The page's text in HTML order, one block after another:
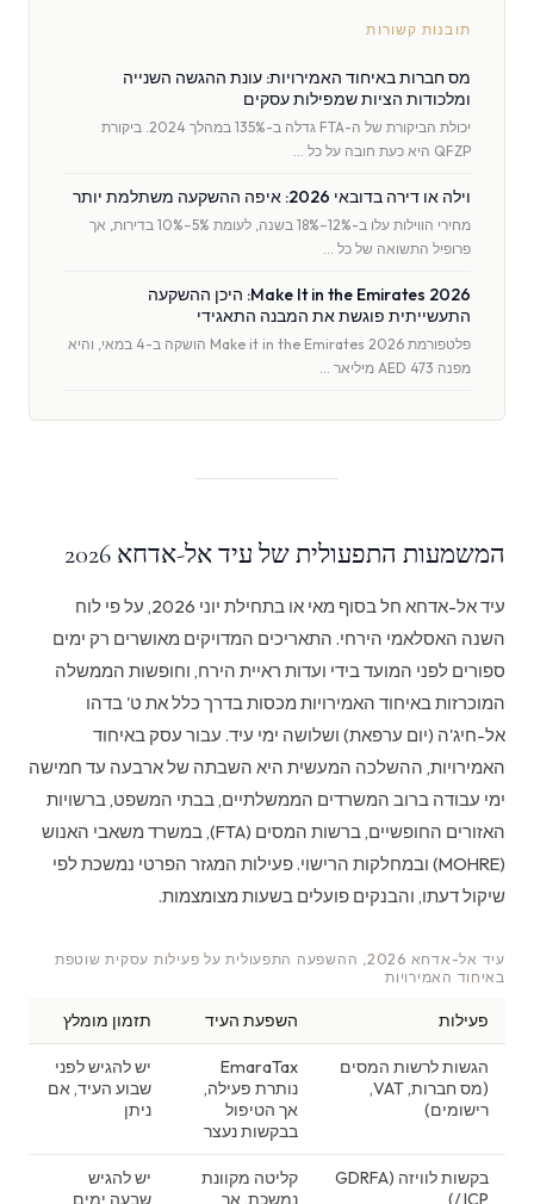
תובנות קשורות
מס חברות באיחוד האמירויות: עונת ההגשה השנייה
ומלכודות הציות שמפילות עסקים
יכולת הביקורת של ה-FTA גדלה ב-135% במהלך 2024. ביקורת
QFZP היא כעת חובה על כל …
וילה או דירה בדובאי 2026: איפה ההשקעה משתלמת יותר
מחירי הווילות עלו ב-12%–18% בשנה, לעומת 5%–10% בדירות, אך
פרופיל התשואה של כל …
Make It in the Emirates 2026: היכן ההשקעה
התעשייתית פוגשת את המבנה התאגידי
פלטפורמת Make it in the Emirates 2026 הושקה ב-4 במאי, והיא
מפנה AED 473 מיליאר …
המשמעות התפעולית של עיד אל-אדחא 2026
עיד אל-אדחא חל בסוף מאי או בתחילת יוני 2026, על פי לוח
השנה האסלאמי הירחי. התאריכים המדויקים מאושרים רק ימים
ספורים לפני המועד בידי ועדות ראיית הירח, וחופשות הממשלה
המוכרזות באיחוד האמירויות מכסות בדרך כלל את ט' בדהו
אל-חיג'ה (יום ערפאת) ושלושה ימי עיד. עבור עסק באיחוד
האמירויות, ההשלכה המעשית היא השבתה של ארבעה עד חמישה
ימי עבודה ברוב המשרדים הממשלתיים, בבתי המשפט, ברשויות
האזורים החופשיים, ברשות המסים (FTA), במשרד משאבי האנוש
(MOHRE) ובמחלקות הרישוי. פעילות המגזר הפרטי נמשכת לפי
שיקול דעתו, והבנקים פועלים בשעות מצומצמות.
עיד אל-אדחא 2026, ההשפעה התפעולית על פעילות עסקית שוטפת
באיחוד האמירויות
פעילות השפעת העיד תזמון מומלץ
הגשות לרשות המסים
(מס חברות, VAT,
רישומים)
EmaraTax
נותרת פעילה,
אך הטיפול
בבקשות נעצר
יש להגיש לפני
שבוע העיד, אם
ניתן
בקשות לוויזה (GDRFA
/ ICP)
קליטה מקוונת
נמשכת, אך
יש להגיש
שבעה ימים